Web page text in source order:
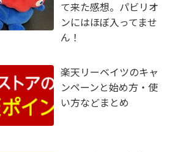
て来た感想。パビリオ
ンにはほぼ入ってませ
ん！
楽天リーベイツのキャ
ンペーンと始め方・使
い方などまとめ